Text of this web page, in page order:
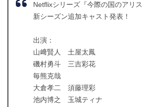
Netflixシリーズ『今際の国のアリ
新シーズン追加キャスト発表！
出演：
山﨑賢人 土屋太鳳
磯村勇斗 三吉彩花
毎熊克哉
大倉孝二 須藤理彩
池内博之 玉城ティナ